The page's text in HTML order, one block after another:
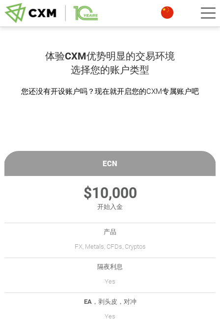
体验CXM优势明显的交易环境
选择您的账户类型
您还没有开设账户吗？现在就开启您的CXM专属账户吧
ECN
$10,000
开始入金
产品
FX, Metals, CFDs, Cryptos
隔夜利息
Yes
EA，剥头皮，对冲
Yes